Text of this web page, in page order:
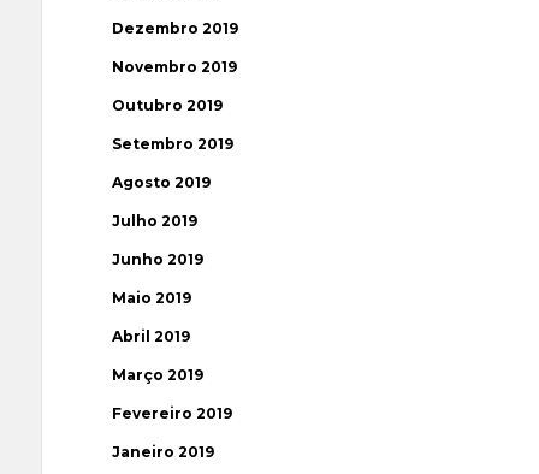
Dezembro 2019
Novembro 2019
Outubro 2019
Setembro 2019
Agosto 2019
Julho 2019
Junho 2019
Maio 2019
Abril 2019
Março 2019
Fevereiro 2019
Janeiro 2019